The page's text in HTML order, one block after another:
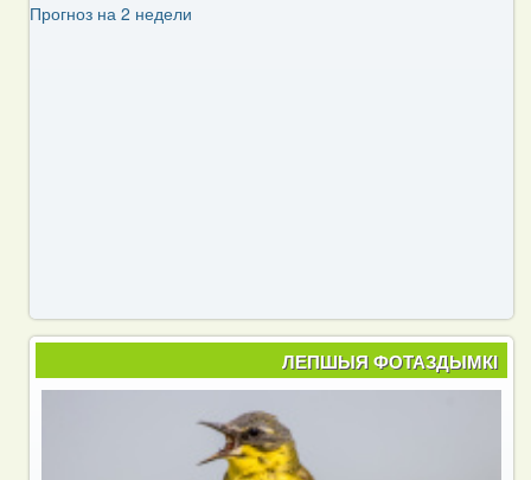
Прогноз на 2 недели
ЛЕПШЫЯ ФОТАЗДЫМКІ